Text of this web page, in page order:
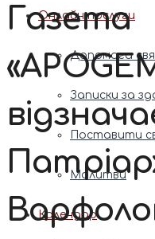
Онлайн послуги
Допомога
Записки за
Поставити
Молитви
Календар
Газета